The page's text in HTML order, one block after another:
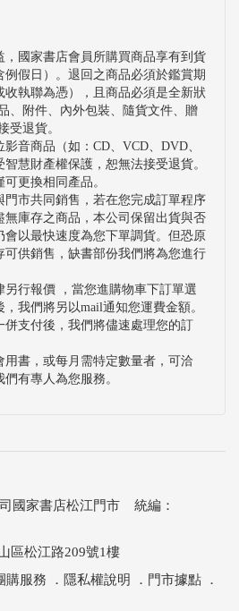
，國家書店會員所購買商品享有到貨
例假日）。退回之商品必須於鑑賞期
收執聯為憑），且商品必須是全新狀
、附件、內外包裝、隨貨文件、贈
受退貨。
音商品（如：CD、VCD、DVD、
慧財產權保護，恕無法接受退貨。
更換相同產品。
門市共同銷售，若在您完成訂單程序
無庫存之商品，本公司保留出貨與否
會以最快速度為您下單調貨。但恐原
可供銷售，缺書部份我們將為您進行
另行報價 ，當您進購物車下訂單選
我們將另以mail通知您運費金額。
併支付後，我們將儘速處理您的訂
用書，或每月需特定數量者，可洽
們有專人為您服務。
國家書店松江門市 統編：
區松江路209號1樓
購服務 ． 隱私權說明 ． 門市據點 ．